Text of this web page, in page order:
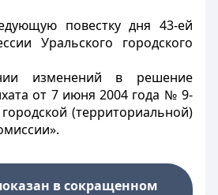
повестку дня 43-ей
Уральского городского
изменений в решение
от 7 июня 2004 года № 9-
(территориальной)
в сокращенном